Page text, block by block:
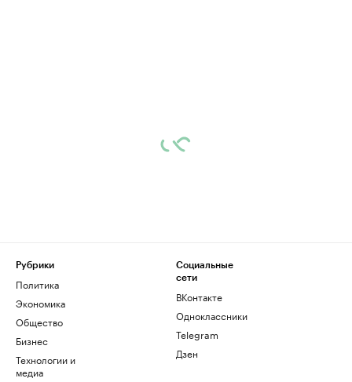
Рубрики
Политика
Экономика
Общество
Бизнес
Технологии и
медиа
Социальные
сети
ВКонтакте
Одноклассники
Telegram
Дзен